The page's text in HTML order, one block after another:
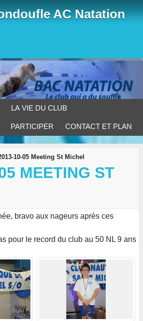
AC Natation
LA VIE DU CLUB
PARTICIPER CONTACT ET PLAN
10-05 Meeting St Michel
MEETING ST
bravo aux nageurs après ces
pour le record du club au 50 NL 9 ans
cookies